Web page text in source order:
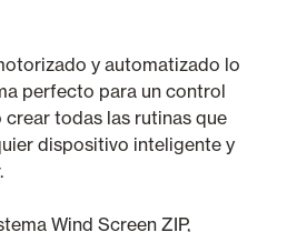
y automatizado lo
perfecto para un control
todas las rutinas que
dispositivo inteligente y
Wind Screen ZIP,